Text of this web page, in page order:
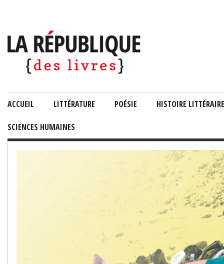
ACCUEIL LITTÉRATURE POÉSIE HISTOIRE LITTÉRAIRE
SCIENCES HUMAINES